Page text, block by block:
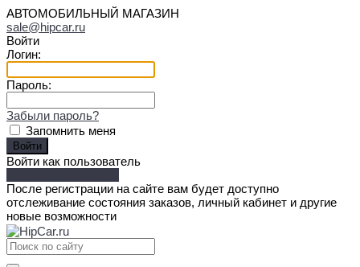
АВТОМОБИЛЬНЫЙ МАГАЗИН
sale@hipcar.ru
Войти
Логин:
Пароль:
Забыли пароль?
Запомнить меня
Войти как пользователь
После регистрации на сайте вам будет доступно
отслеживание состояния заказов, личный кабинет и другие
новые возможности